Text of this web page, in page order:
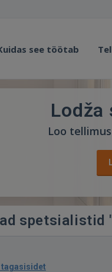
see töötab
Lodža
Loo tellimus
spetsialistid
tagasisidet